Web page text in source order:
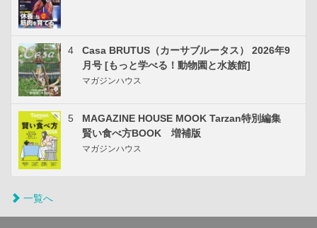
4
Casa BRUTUS（カーサブルータス） 2026年9
月号 [もっと学べる！動物園と水族館]
マガジンハウス
5
MAGAZINE HOUSE MOOK Tarzan特別編集
賢い食べ方BOOK 増補版
マガジンハウス
一覧へ